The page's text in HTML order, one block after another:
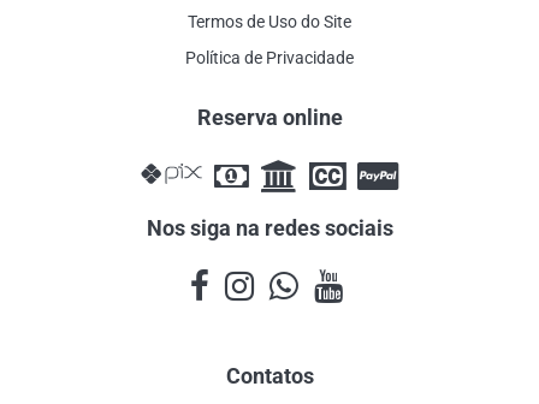
Termos de Uso do Site
Política de Privacidade
Reserva online
Nos siga na redes sociais
Contatos